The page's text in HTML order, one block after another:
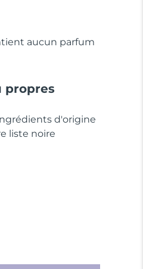
aucun parfum
propres
d'origine
liste noire